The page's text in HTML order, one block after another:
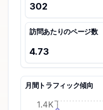
302
訪問あたりのページ数
4.73
月間トラフィック傾向
1.4K